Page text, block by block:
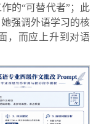
的“可替代者”；此
强调外语学习的核
，而应上升到对语